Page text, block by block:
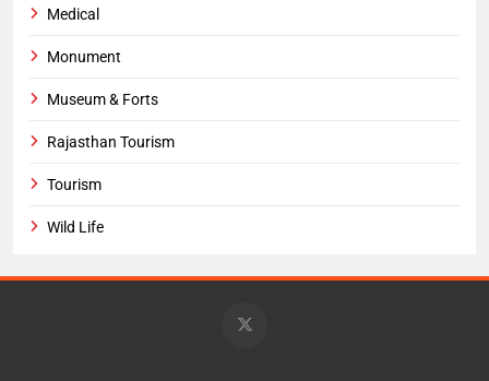
Medical
Monument
Museum & Forts
Rajasthan Tourism
Tourism
Wild Life